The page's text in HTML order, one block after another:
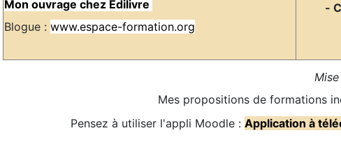
www.espace-formation.org
Mes propositions de formations
Pensez à utiliser l'appli Moodle : Application à